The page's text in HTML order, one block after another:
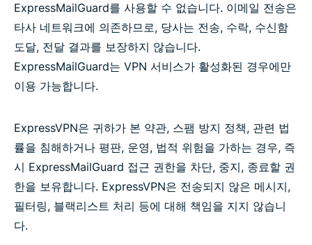
ExpressMailGuard를 사용할 수 없습니다. 이메일 전송은
타사 네트워크에 의존하므로, 당사는 전송, 수락, 수신함
도달, 전달 결과를 보장하지 않습니다.
ExpressMailGuard는 VPN 서비스가 활성화된 경우에만
이용 가능합니다.
ExpressVPN은 귀하가 본 약관, 스팸 방지 정책, 관련 법
률을 침해하거나 평판, 운영, 법적 위험을 가하는 경우, 즉
시 ExpressMailGuard 접근 권한을 차단, 중지, 종료할 권
한을 보유합니다. ExpressVPN은 전송되지 않은 메시지,
필터링, 블랙리스트 처리 등에 대해 책임을 지지 않습니
다.